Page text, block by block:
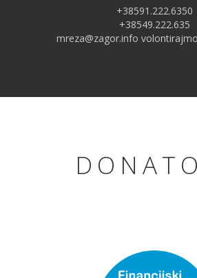
+38591.222.6350
+38549.222.635
mreza@zagor.info